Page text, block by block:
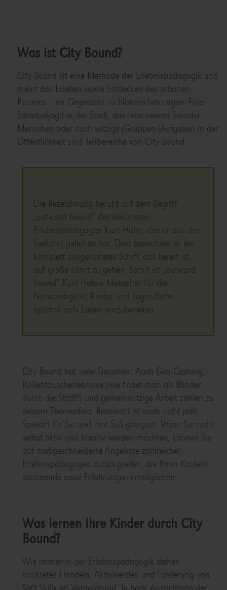
Was ist City Bound?
City Bound ist eine Methode der Erlebnispädagogik und
meint das Erleben sowie Entdecken des urbanen
Raumes – im Gegensatz zu Naturerfahrungen. Eine
Schnitzeljagd in der Stadt, das Interviewen fremder
Menschen oder auch witzige (Gruppen-)Aufgaben in der
Öffentlichkeit sind Teilbereiche von City Bound.
Die Bezeichnung beruht auf dem Begriff
„outward bound“ des bekannten
Erlebnispädagogen Kurt Hahn, den er aus der
Seefahrt geliehen hat. Dort bezeichnet er ein
komplett ausgerüstetes Schiff, das bereit ist,
auf große Fahrt zu gehen. Somit ist „outward
bound“ Kurt Hahns Metapher für die
Notwendigkeit, Kinder und Jugendliche
optimal aufs Leben vorzubereiten.
City Bound hat viele Gesichter: Auch Geo-Caching,
Rollentauscherlebnisse (wie findet man als Blinder
durch die Stadt?) und gemeinnützige Arbeit zählen zu
diesem Themenfeld. Bestimmt ist noch nicht jede
Spielart für Sie und Ihre SuS geeignet. Wenn Sie nicht
selbst aktiv und kreativ werden möchten, können Sie
auf maßgeschneiderte Angebote zahlreicher
Erlebnispädagogen zurückgreifen, die Ihren Kindern
spannende neue Erfahrungen ermöglichen.
Was lernen Ihre Kinder durch City
Bound?
Wie immer in der Erlebnispädagogik stehen
konkretes Handeln, Aktivwerden und Förderung von